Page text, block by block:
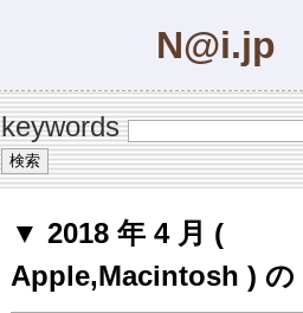
N@i.jp
keywords
▼ 2018 年 4 月 (
Apple,Macintosh ) の